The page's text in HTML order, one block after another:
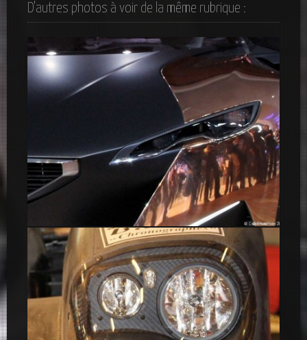
D'autres photos à voir de la même rubrique :
Optique phare Peugeot Onyx